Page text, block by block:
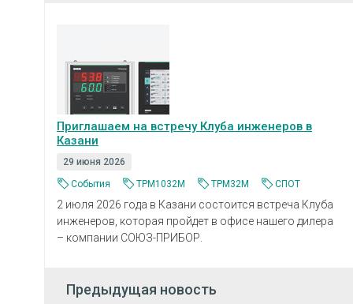
Приглашаем на встречу Клуба инженеров в
Казани
29 июня 2026
События
ТРМ1032М ТРМ32М СПОТ
2 июля 2026 года в Казани состоится встреча Клуба
инженеров, которая пройдет в офисе нашего дилера
– компании СОЮЗ-ПРИБОР.
Предыдущая новость